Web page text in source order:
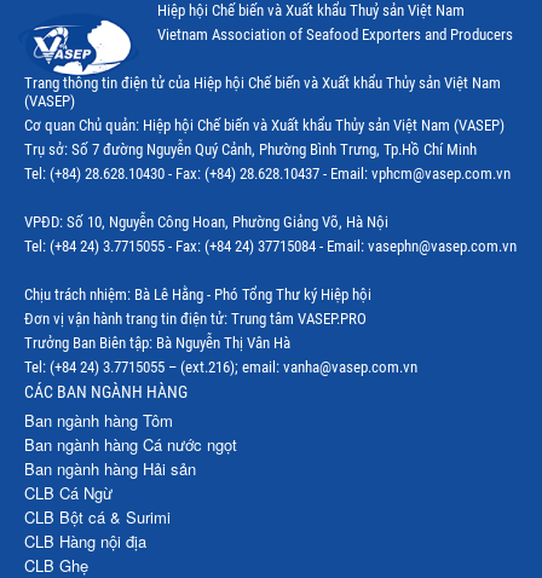
Hiệp hội Chế biến và Xuất khẩu Thuỷ sản Việt Nam
Vietnam Association of Seafood Exporters and Producers
Trang thông tin điện tử của Hiệp hội Chế biến và Xuất khẩu Thủy sản Việt Nam
(VASEP)
Cơ quan Chủ quản: Hiệp hội Chế biến và Xuất khẩu Thủy sản Việt Nam (VASEP)
Trụ sở: Số 7 đường Nguyễn Quý Cảnh, Phường Bình Trưng, Tp.Hồ Chí Minh
Tel: (+84) 28.628.10430 - Fax: (+84) 28.628.10437 - Email: vphcm@vasep.com.vn
VPĐD: Số 10, Nguyễn Công Hoan, Phường Giảng Võ, Hà Nội
Tel: (+84 24) 3.7715055 - Fax: (+84 24) 37715084 - Email: vasephn@vasep.com.vn
Chịu trách nhiệm: Bà Lê Hằng - Phó Tổng Thư ký Hiệp hội
Đơn vị vận hành trang tin điện tử: Trung tâm VASEP.PRO
Trưởng Ban Biên tập: Bà Nguyễn Thị Vân Hà
Tel: (+84 24) 3.7715055 – (ext.216); email: vanha@vasep.com.vn
CÁC BAN NGÀNH HÀNG
Ban ngành hàng Tôm
Ban ngành hàng Cá nước ngọt
Ban ngành hàng Hải sản
CLB Cá Ngừ
CLB Bột cá & Surimi
CLB Hàng nội địa
CLB Ghẹ